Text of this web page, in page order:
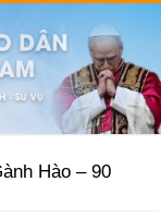
Hào – 90